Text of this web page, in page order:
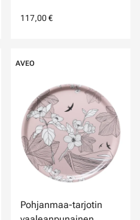
117,00 €
AVEO
Pohjanmaa-tarjotin